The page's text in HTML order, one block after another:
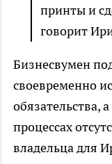
принты и
говорит
Бизнесвумен
своевременно
обязательства,
процессах
владельца для